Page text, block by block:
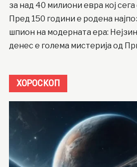
за над 40 милиони евра кој
Пред 150 години е родена
шпион на модерната ера:
денес е голема мистерија од
ХОРОСКОП